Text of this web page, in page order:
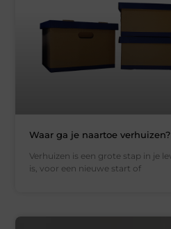
Waar ga je naartoe
Verhuizen is een grote stap in je
is, voor een nieuwe start of